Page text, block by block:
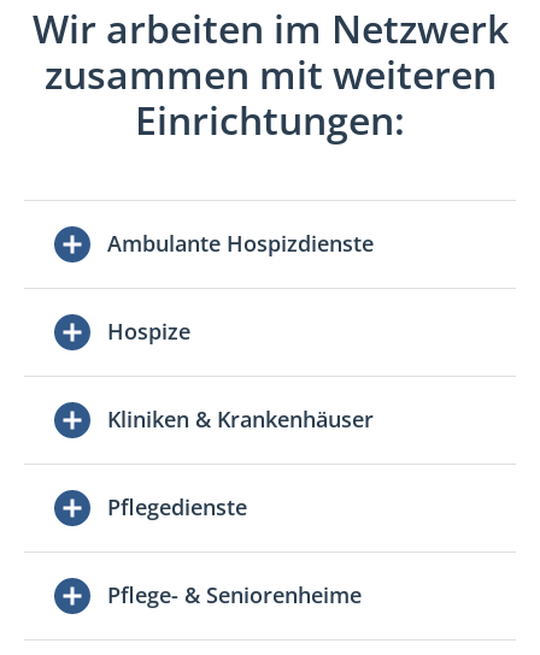
Wir arbeiten im Netzwerk
zusammen mit weiteren
Einrichtungen:
Ambulante Hospizdienste
Hospize
Kliniken & Krankenhäuser
Pflegedienste
Pflege- & Seniorenheime